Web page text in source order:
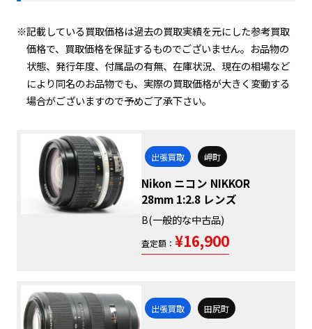
※記載している買取価格は過去の買取実績を元にした参考買取
価格で、買取価格を保証するものでございません。お品物の
状態、発行年度、付属品の有無、在庫状況、現在の相場など
により同名のお品物でも、実際の買取価格が大きく変動する
場合がございますので予めご了承下さい。
出張買取 岬町
Nikon ニコン NIKKOR
28mm 1:2.8 レンズ
B(一般的な中古品)
査定額： ¥16,900
出張買取 田尻町